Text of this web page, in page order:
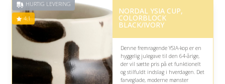
HURTIG LEVERING
4.1
NORDAL YSIA CUP,
COLORBLOCK
BLACK/IVORY
Denne fremragende YSIA-kop er en
hyggelig julegave til den 64-årige,
der vil sætte pris på et funktionelt
og stilfuldt indslag i hverdagen. Det
farveglade, moderne mønster